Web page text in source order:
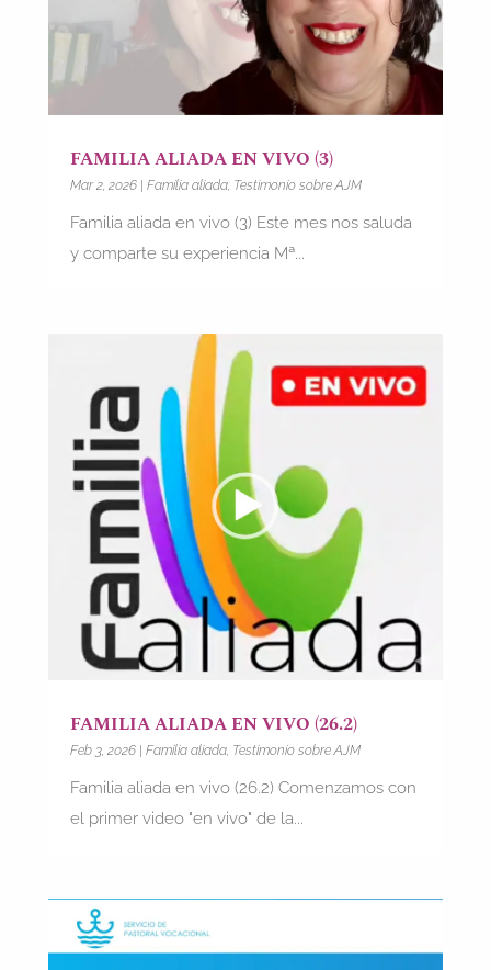
FAMILIA ALIADA EN VIVO (3)
Mar 2, 2026| Familia aliada, Testimonio sobre AJM
Familia aliada en vivo (3) Este mes nos saluda
y comparte su experiencia Mª...
FAMILIA ALIADA EN VIVO (26.2)
Feb 3, 2026| Familia aliada, Testimonio sobre AJM
Familia aliada en vivo (26.2) Comenzamos con
el primer video "en vivo" de la...